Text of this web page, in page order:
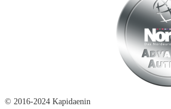
© 2016-2024 Kapidaenin